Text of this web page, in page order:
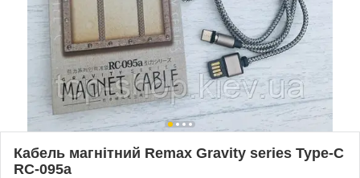
Кабель магнітний Remax Gravity series Type-C
RC-095a